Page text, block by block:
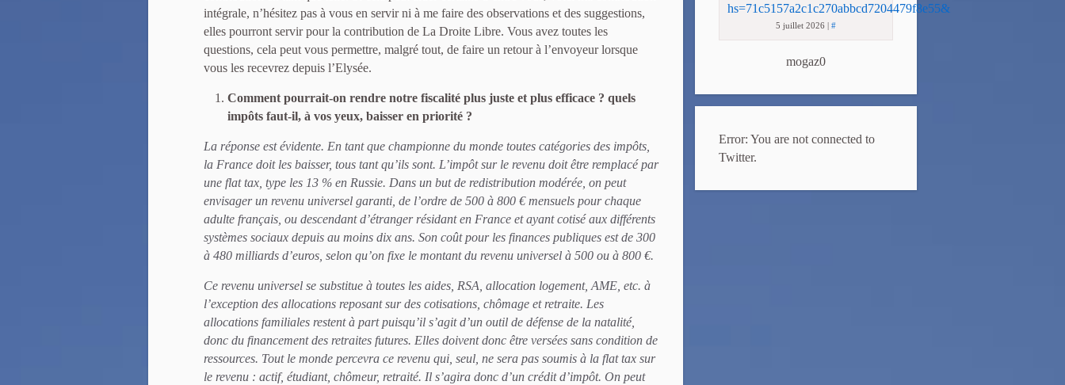
intégrale, n’hésitez pas à vous en servir ni à me faire des observations et des suggestions,
elles pourront servir pour la contribution de La Droite Libre. Vous avez toutes les
questions, cela peut vous permettre, malgré tout, de faire un retour à l’envoyeur lorsque
vous les recevrez depuis l’Elysée.
Comment pourrait-on rendre notre fiscalité plus juste et plus efficace ? quels
impôts faut-il, à vos yeux, baisser en priorité ?
La réponse est évidente. En tant que championne du monde toutes catégories des impôts,
la France doit les baisser, tous tant qu’ils sont. L’impôt sur le revenu doit être remplacé par
une flat tax, type les 13 % en Russie. Dans un but de redistribution modérée, on peut
envisager un revenu universel garanti, de l’ordre de 500 à 800 € mensuels pour chaque
adulte français, ou descendant d’étranger résidant en France et ayant cotisé aux différents
systèmes sociaux depuis au moins dix ans. Son coût pour les finances publiques est de 300
à 480 milliards d’euros, selon qu’on fixe le montant du revenu universel à 500 ou à 800 €.
Ce revenu universel se substitue à toutes les aides, RSA, allocation logement, AME, etc. à
l’exception des allocations reposant sur des cotisations, chômage et retraite. Les
allocations familiales restent à part puisqu’il s’agit d’un outil de défense de la natalité,
donc du financement des retraites futures. Elles doivent donc être versées sans condition de
ressources. Tout le monde percevra ce revenu qui, seul, ne sera pas soumis à la flat tax sur
le revenu : actif, étudiant, chômeur, retraité. Il s’agira donc d’un crédit d’impôt. On peut
hs=71c5157a2c1c270abbcd7204479f8e55&
5 juillet 2026 | #
mogaz0
Error: You are not connected to
Twitter.